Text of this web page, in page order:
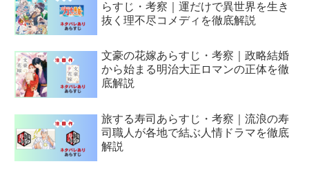
らすじ・考察｜運だけで異世界を生き
抜く理不尽コメディを徹底解説
文豪の花嫁あらすじ・考察｜政略結婚
から始まる明治大正ロマンの正体を徹
底解説
旅する寿司あらすじ・考察｜流浪の寿
司職人が各地で結ぶ人情ドラマを徹底
解説